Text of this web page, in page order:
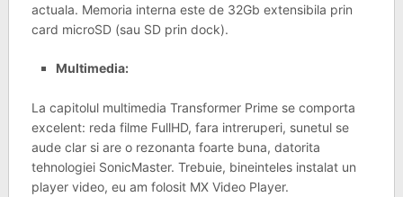
actuala. Memoria interna este de 32Gb extensibila prin
card microSD (sau SD prin dock).
Multimedia:
La capitolul multimedia Transformer Prime se comporta
excelent: reda filme FullHD, fara intreruperi, sunetul se
aude clar si are o rezonanta foarte buna, datorita
tehnologiei SonicMaster. Trebuie, bineinteles instalat un
player video, eu am folosit MX Video Player.